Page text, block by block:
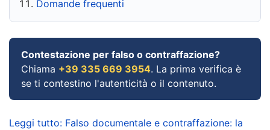
Domande frequenti
Contestazione per falso o contraffazione?
Chiama +39 335 669 3954. La prima verifica è
se ti contestino l'autenticità o il contenuto.
Leggi tutto: Falso documentale e contraffazione: la